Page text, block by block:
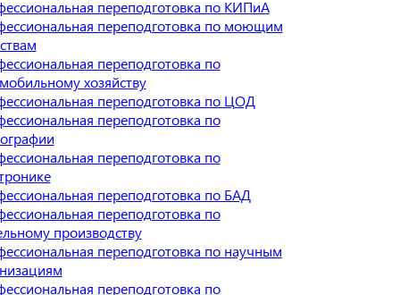
переподготовка по КИПиА
переподготовка по моющим
переподготовка по
хозяйству
переподготовка по ЦОД
переподготовка по
переподготовка по
переподготовка по БАД
переподготовка по
производству
переподготовка по научным
переподготовка по